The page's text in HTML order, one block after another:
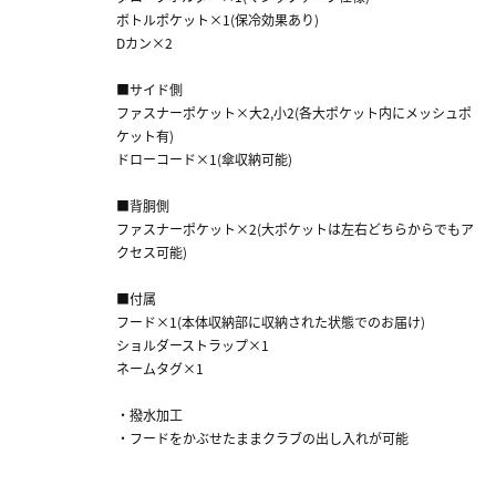
ボトルポケット×1(保冷効果あり)
Dカン×2
■サイド側
ファスナーポケット×大2,小2(各大ポケット内にメッシュポ
ケット有)
ドローコード×1(傘収納可能)
■背胴側
ファスナーポケット×2(大ポケットは左右どちらからでもア
クセス可能)
■付属
フード×1(本体収納部に収納された状態でのお届け)
ショルダーストラップ×1
ネームタグ×1
・撥水加工
・フードをかぶせたままクラブの出し入れが可能